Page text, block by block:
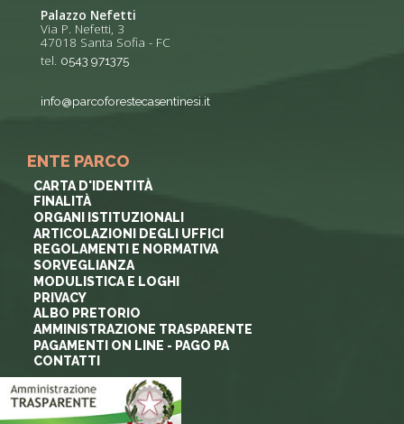
Palazzo Nefetti
Via P. Nefetti, 3
47018 Santa Sofia - FC
tel. 0543 971375
info@parcoforestecasentinesi.it
ENTE PARCO
CARTA D'IDENTITÀ
FINALITÀ
ORGANI ISTITUZIONALI
ARTICOLAZIONI DEGLI UFFICI
REGOLAMENTI E NORMATIVA
SORVEGLIANZA
MODULISTICA E LOGHI
PRIVACY
ALBO PRETORIO
AMMINISTRAZIONE TRASPARENTE
PAGAMENTI ON LINE - PAGO PA
CONTATTI